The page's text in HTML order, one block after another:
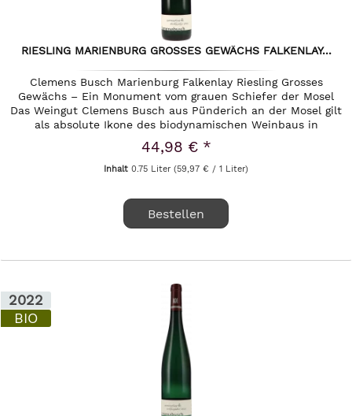
RIESLING MARIENBURG GROSSES GEWÄCHS FALKENLAY...
Clemens Busch Marienburg Falkenlay Riesling Grosses
Gewächs – Ein Monument vom grauen Schiefer der Mosel
Das Weingut Clemens Busch aus Pünderich an der Mosel gilt
als absolute Ikone des biodynamischen Weinbaus in
Deutschland. Mit...
44,98 € *
Inhalt0.75 Liter(59,97 € / 1 Liter)
Bestellen
2022
BIO